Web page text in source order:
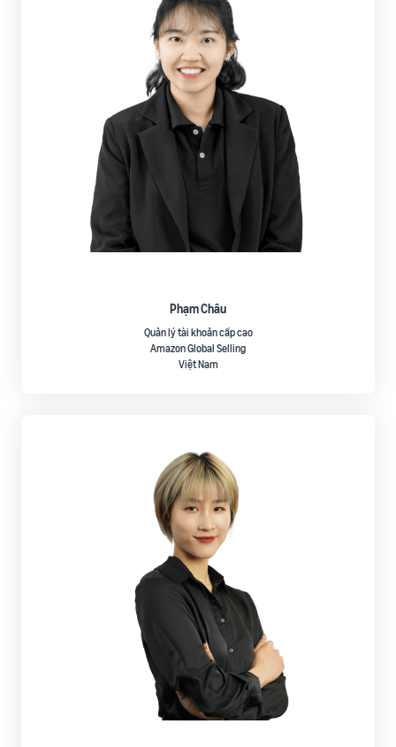
Phạm Châu
Quản lý tài khoản cấp cao
Amazon Global Selling
Việt Nam